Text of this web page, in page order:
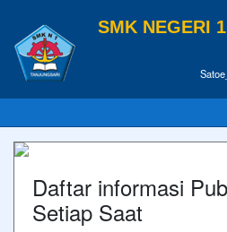
SMK NEGERI
Daftar informasi
Setiap Saat